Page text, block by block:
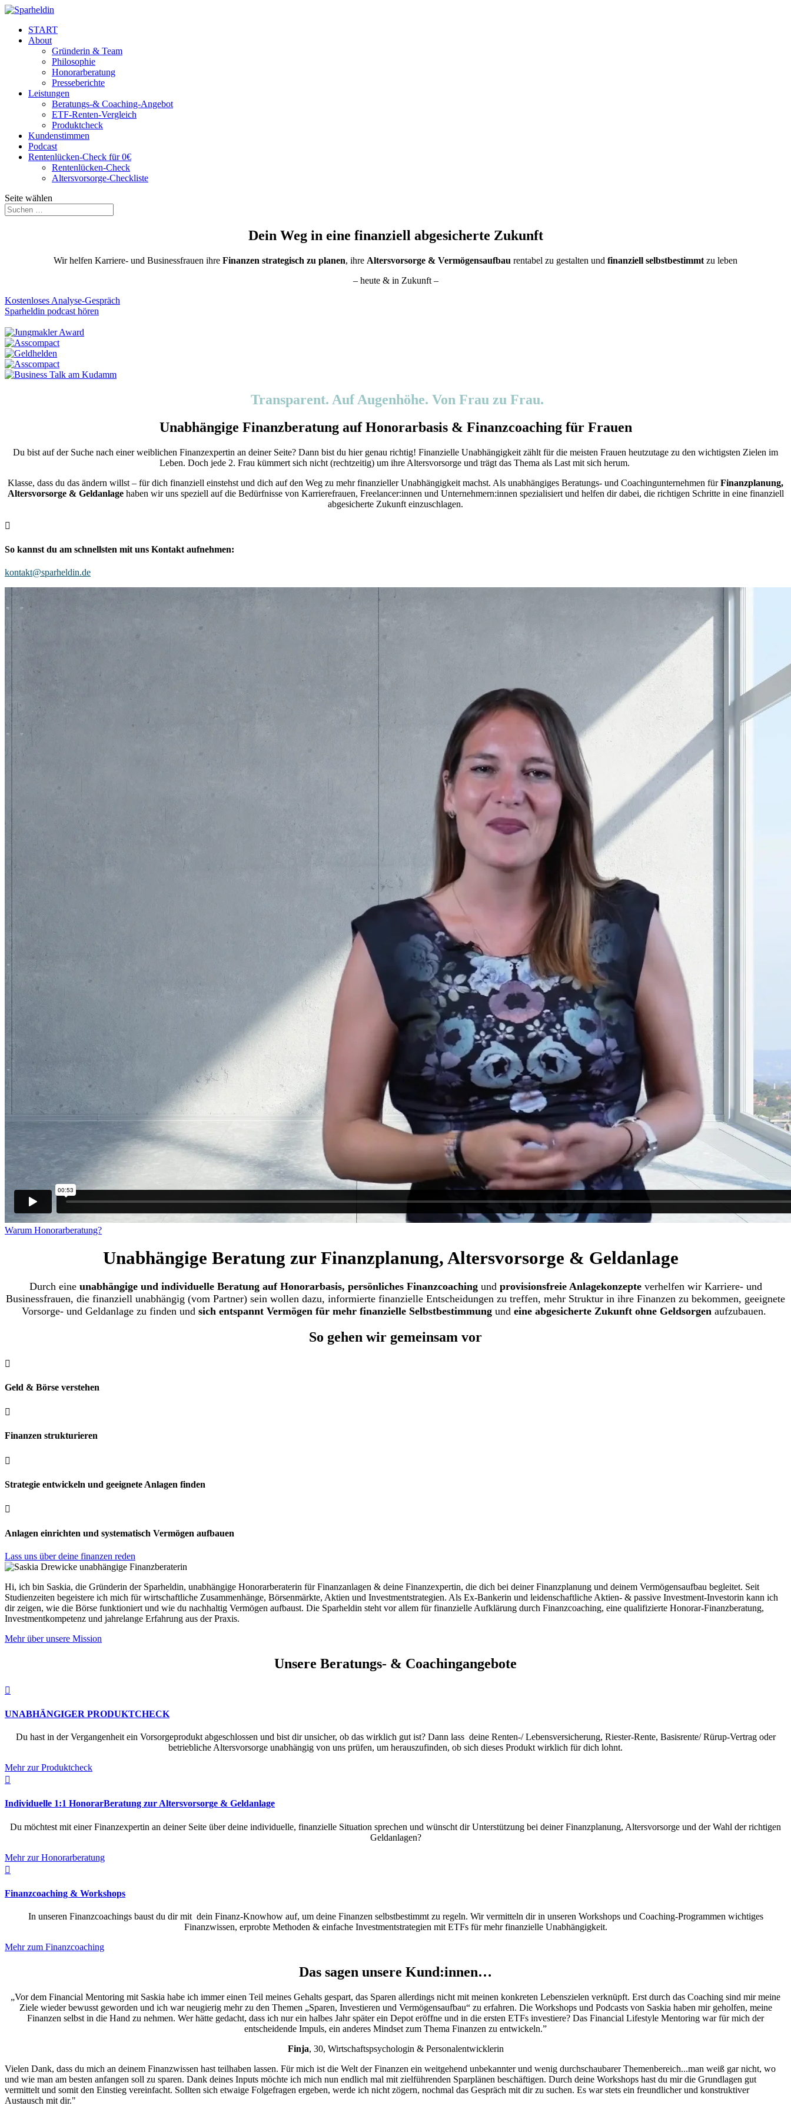
START
About
Gründerin & Team
Philosophie
Honorarberatung
Presseberichte
Leistungen
Beratungs-& Coaching-Angebot
ETF-Renten-Vergleich
Produktcheck
Kundenstimmen
Podcast
Rentenlücken-Check für 0€
Rentenlücken-Check
Altersvorsorge-Checkliste
Seite wählen
Dein Weg in eine finanziell abgesicherte Zukunft
Wir helfen Karriere- und Businessfrauen ihre Finanzen strategisch zu planen, ihre Altersvorsorge & Vermögensaufbau rentabel zu gestalten und finanziell selbstbestimmt zu leben
– heute & in Zukunft –
Kostenloses Analyse-Gespräch
Sparheldin podcast hören
Transparent. Auf Augenhöhe. Von Frau zu Frau.
Unabhängige Finanzberatung auf Honorarbasis & Finanzcoaching für Frauen
Du bist auf der Suche nach einer weiblichen Finanzexpertin an deiner Seite? Dann bist du hier genau richtig! Finanzielle Unabhängigkeit zählt für die meisten Frauen heutzutage zu den wichtigsten Zielen im
Leben. Doch jede 2. Frau kümmert sich nicht (rechtzeitig) um ihre Altersvorsorge und trägt das Thema als Last mit sich herum.
Klasse, dass du das ändern willst – für dich finanziell einstehst und dich auf den Weg zu mehr finanzieller Unabhängigkeit machst. Als unabhängiges Beratungs- und Coachingunternehmen fürFinanzplanung,
Altersvorsorge & Geldanlagehaben wir uns speziell auf die Bedürfnisse von Karrierefrauen, Freelancer:innen und Unternehmern:innen spezialisiert und helfen dir dabei, die richtigen Schritte in eine finanziell
abgesicherte Zukunft einzuschlagen.

So kannst du am schnellsten mit uns Kontakt aufnehmen:
kontakt@sparheldin.de
Warum Honorarberatung?
Unabhängige Beratung zur Finanzplanung, Altersvorsorge & Geldanlage
Durch eine unabhängige und individuelle Beratung auf Honorarbasis, persönliches Finanzcoachingund provisionsfreie Anlagekonzepteverhelfen wir Karriere- und
Businessfrauen, die finanziell unabhängig (vom Partner) sein wollen dazu, informierte finanzielle Entscheidungen zu treffen, mehr Struktur in ihre Finanzen zu bekommen, geeignete
Vorsorge- und Geldanlage zu finden und sich entspannt Vermögen für mehr finanzielle Selbstbestimmung und eine abgesicherte Zukunft ohne Geldsorgen aufzubauen.
So gehen wir gemeinsam vor

Geld & Börse verstehen

Finanzen strukturieren

Strategie entwickeln und geeignete Anlagen finden

Anlagen einrichten und systematisch Vermögen aufbauen
Lass uns über deine finanzen reden
Hi, ich bin Saskia, die Gründerin der Sparheldin, unabhängige Honorarberaterin für Finanzanlagen & deine Finanzexpertin, die dich bei deiner Finanzplanung und deinem Vermögensaufbau begleitet. Seit
Studienzeiten begeistere ich mich für wirtschaftliche Zusammenhänge, Börsenmärkte, Aktien und Investmentstrategien. Als Ex-Bankerin und leidenschaftliche Aktien- & passive Investment-Investorin kann ich
dir zeigen, wie die Börse funktioniert und wie du nachhaltig Vermögen aufbaust. Die Sparheldin steht vor allem für finanzielle Aufklärung durch Finanzcoaching, eine qualifizierte Honorar-Finanzberatung,
Investmentkompetenz und jahrelange Erfahrung aus der Praxis.
Mehr über unsere Mission
Unsere Beratungs- & Coachingangebote

UNABHÄNGIGER PRODUKTCHECK
Du hast in der Vergangenheit ein Vorsorgeprodukt abgeschlossen und bist dir unsicher, ob das wirklich gut ist? Dann lass deine Renten-/ Lebensversicherung, Riester-Rente, Basisrente/ Rürup-Vertrag oder
betriebliche Altersvorsorge unabhängig von uns prüfen, um herauszufinden, ob sich dieses Produkt wirklich für dich lohnt.
Mehr zur Produktcheck

Individuelle 1:1 HonorarBeratung zur Altersvorsorge & Geldanlage
Du möchtest mit einer Finanzexpertin an deiner Seite über deine individuelle, finanzielle Situation sprechen und wünscht dir Unterstützung bei deiner Finanzplanung, Altersvorsorge und der Wahl der richtigen
Geldanlagen?
Mehr zur Honorarberatung

Finanzcoaching & Workshops
In unseren Finanzcoachings baust du dir mit dein Finanz-Knowhow auf, um deine Finanzen selbstbestimmt zu regeln. Wir vermitteln dir in unseren Workshops und Coaching-Programmen wichtiges
Finanzwissen, erprobte Methoden & einfache Investmentstrategien mit ETFs für mehr finanzielle Unabhängigkeit.
Mehr zum Finanzcoaching
Das sagen unsere Kund:innen…
„Vor dem Financial Mentoring mit Saskia habe ich immer einen Teil meines Gehalts gespart, das Sparen allerdings nicht mit meinen konkreten Lebenszielen verknüpft. Erst durch das Coaching sind mir meine
Ziele wieder bewusst geworden und ich war neugierig mehr zu den Themen „Sparen, Investieren und Vermögensaufbau“ zu erfahren. Die Workshops und Podcasts von Saskia haben mir geholfen, meine
Finanzen selbst in die Hand zu nehmen. Wer hätte gedacht, dass ich nur ein halbes Jahr später ein Depot eröffne und in die ersten ETFs investiere? Das Financial Lifestyle Mentoring war für mich der
entscheidende Impuls, ein anderes Mindset zum Thema Finanzen zu entwickeln.”
Finja, 30, Wirtschaftspsychologin & Personalentwicklerin
Vielen Dank, dass du mich an deinem Finanzwissen hast teilhaben lassen. Für mich ist die Welt der Finanzen ein weitgehend unbekannter und wenig durchschaubarer Themenbereich...man weiß gar nicht, wo
und wie man am besten anfangen soll zu sparen. Dank deines Inputs möchte ich mich nun endlich mal mit zielführenden Sparplänen beschäftigen. Durch deine Workshops hast du mir die Grundlagen gut
vermittelt und somit den Einstieg vereinfacht. Sollten sich etwaige Folgefragen ergeben, werde ich nicht zögern, nochmal das Gespräch mit dir zu suchen. Es war stets ein freundlicher und konstruktiver
Austausch mit dir."